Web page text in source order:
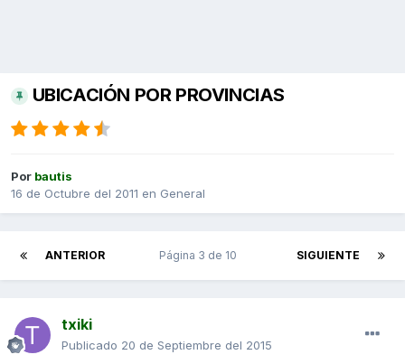
UBICACIÓN POR PROVINCIAS
Por bautis
16 de Octubre del 2011 en General
ANTERIOR SIGUIENTE
Página 3 de 10
txiki
Publicado 20 de Septiembre del 2015